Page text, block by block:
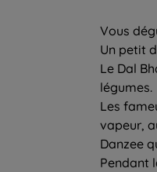
Vous
Un petit
Le Dal
légumes.
Les
vapeur,
Danzee
Pendant